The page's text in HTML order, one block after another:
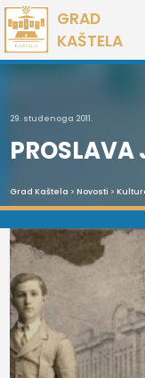
Preskoči
na
sadržaj
GRAD
KAŠTELA
29. studenoga 2011.
PROSLAVA
Grad Kaštela > Novosti >